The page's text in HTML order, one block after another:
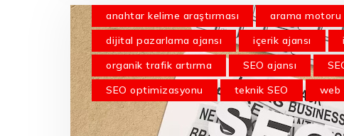
anahtar kelime araştırması arama
dijital pazarlama ajansı
içerik ajansı
organik trafik artırma
SEO ajansı
SEO optimizasyonu
teknik SEO web